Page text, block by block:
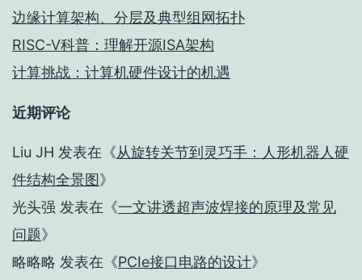
边缘计算架构、分层及典型组网拓扑
RISC-V科普：理解开源ISA架构
计算挑战：计算机硬件设计的机遇
近期评论
Liu JH 发表在《从旋转关节到灵巧手：人形机器人硬
件结构全景图》
光头强 发表在《一文讲透超声波焊接的原理及常见
问题》
略略略 发表在《PCIe接口电路的设计》